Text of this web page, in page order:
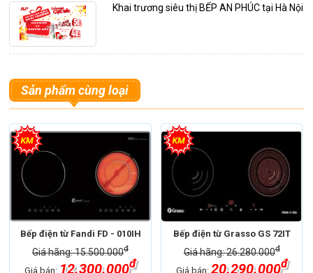
Khai trương siêu thị BẾP AN PHÚC tại Hà Nội
Sản phẩm cùng loại
Bếp điện từ Fandi FD - 010IH
Giá hãng: 15.500.000đ
Giá bán: 12.300.000đ
Bếp điện từ Grasso GS 72IT
Giá hãng: 26.280.000đ
Giá bán: 20.290.000đ